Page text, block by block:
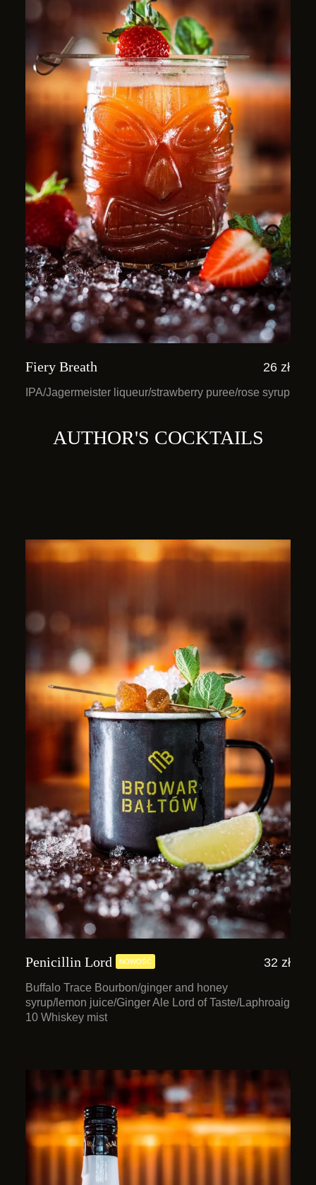
Fiery Breath 26 zł
IPA/Jagermeister liqueur/strawberry puree/rose syrup
AUTHOR'S COCKTAILS
Penicillin Lord NOWOŚĆ 32 zł
Buffalo Trace Bourbon/ginger and honey
syrup/lemon juice/Ginger Ale Lord of Taste/Laphroaig
10 Whiskey mist